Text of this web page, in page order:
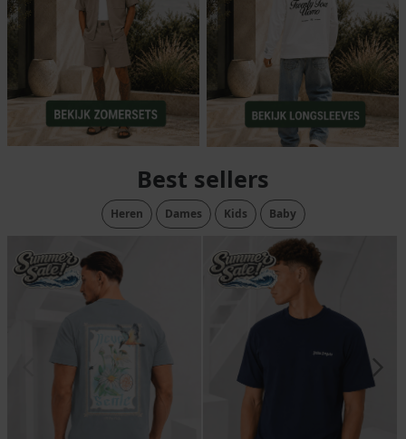
Best sellers
Heren Dames Kids Baby